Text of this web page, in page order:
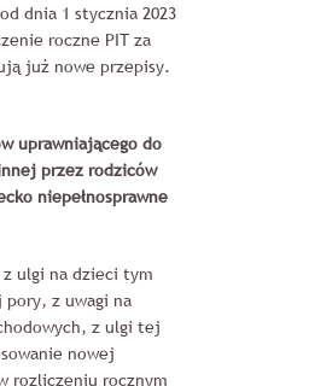
dnia 1 stycznia 2023
roczne PIT za
już nowe przepisy.
uprawniającego do
przez rodziców
niepełnosprawne
ulgi na dzieci tym
z uwagi na
z ulgi tej
nowej
rozliczeniu rocznym